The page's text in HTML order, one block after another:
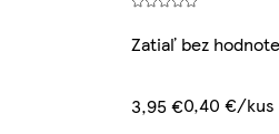
Zatiaľ bez
3,95 €0,40 €/kus